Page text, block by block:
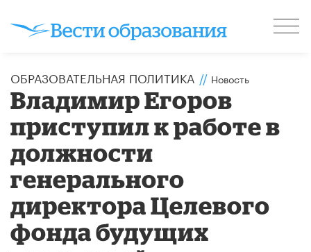
ОБРАЗОВАТЕЛЬНАЯ ПОЛИТИКА // Новость
Владимир Егоров
приступил к работе в
должности
генерального
директора Целевого
фонда будущих